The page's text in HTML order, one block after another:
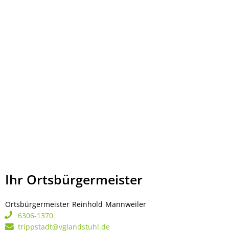
Ihr Ortsbürgermeister
Ortsbürgermeister Reinhold Mannweiler
6306-1370
trippstadt@vglandstuhl.de